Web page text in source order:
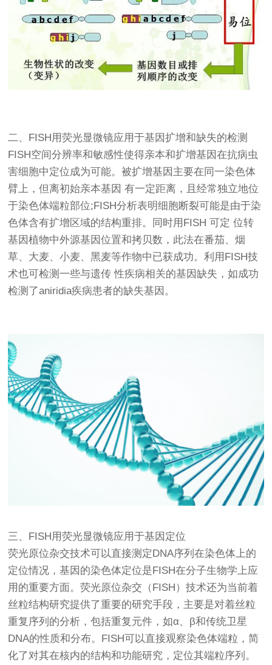
二、FISH用荧光显微镜应用于基因扩增和缺失的检测
FISH空间分辨率和敏感性使得亲本和扩增基因在抗病虫
害细胞中定位成为可能。被扩增基因主要在同一染色体
臂上，但离初始亲本基因 有一定距离，且经常独立地位
于染色体端粒部位;FISH分析表明细胞断裂可能是由于染
色体含有扩增区域的结构重排。同时用FISH 可定 位转
基因植物中外源基因位置和拷贝数，此法在番茄、烟
草、大麦、小麦、黑麦等作物中已获成功。利用FISH技
术也可检测一些与遗传 性疾病相关的基因缺失，如成功
检测了aniridia疾病患者的缺失基因。
三、FISH用荧光显微镜应用于基因定位
荧光原位杂交技术可以直接测定DNA序列在染色体上的
定位情况，基因的染色体定位是FISH在分子生物学上应
用的重要方面。荧光原位杂交（FISH）技术还为当前着
丝粒结构研究提供了重要的研究手段，主要是对着丝粒
重复序列的分析，包括重复元件，如α、β和传统卫星
DNA的性质和分布。FISH可以直接观察染色体端粒，简
化了对其在核内的结构和功能研究，定位其端粒序列。